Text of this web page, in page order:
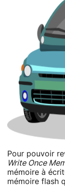
Pour pouvoir
Write Once
mémoire à
mémoire flash